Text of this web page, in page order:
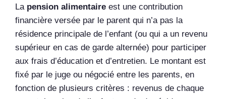
La pension alimentaire est une contribution
financière versée par le parent qui n’a pas la
résidence principale de l’enfant (ou qui a un revenu
supérieur en cas de garde alternée) pour participer
aux frais d’éducation et d’entretien. Le montant est
fixé par le juge ou négocié entre les parents, en
fonction de plusieurs critères : revenus de chaque